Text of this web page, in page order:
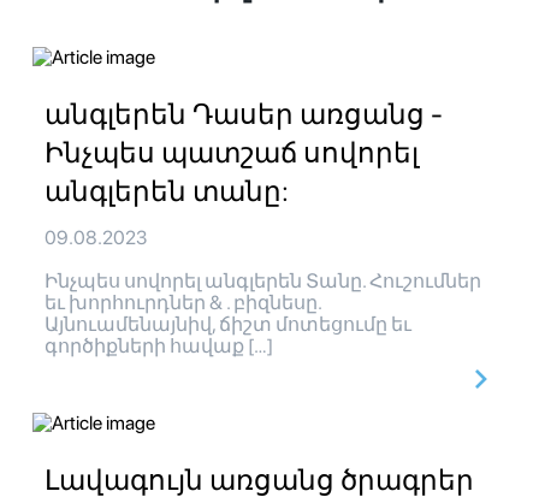
անգլերեն Դասեր առցանց -
Ինչպես պատշաճ սովորել
անգլերեն տանը:
09.08.2023
Ինչպես սովորել անգլերեն Տանը. Հուշումներ
եւ խորհուրդներ & . բիզնեսը.
Այնուամենայնիվ, ճիշտ մոտեցումը եւ
գործիքների հավաք […]
Լավագույն առցանց ծրագրեր